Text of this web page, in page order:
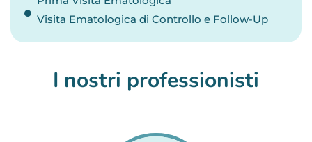
Visita Ematologica di Controllo e Follow-Up
I nostri professionisti